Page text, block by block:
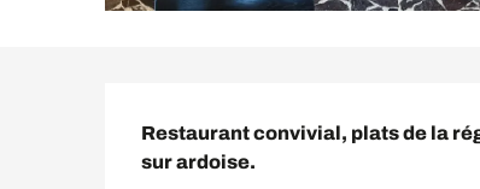
Restaurant convivial, plats de la
sur ardoise.